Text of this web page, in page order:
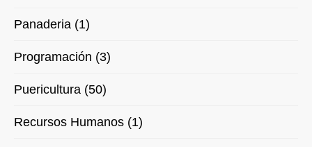
Panaderia (1)
Programación (3)
Puericultura (50)
Recursos Humanos (1)